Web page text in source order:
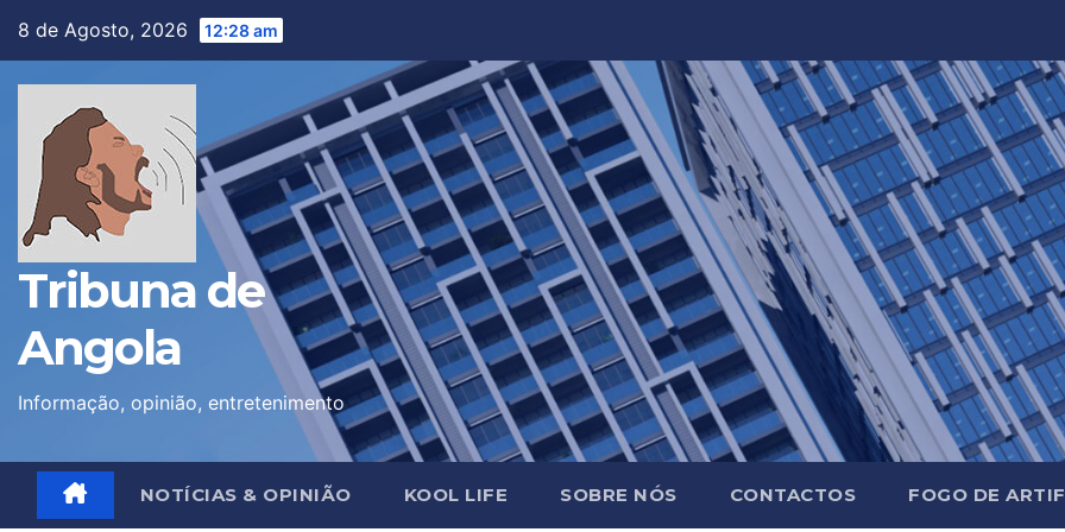
8 de Agosto, 2026 12:28 am
Tribuna de
Angola
Informação, opinião, entretenimento
NOTÍCIAS & OPINIÃO KOOL LIFE SOBRE NÓS CONTACTOS FOGO DE